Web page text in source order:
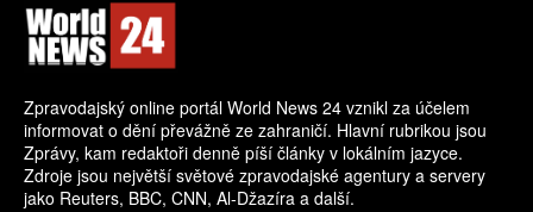
Zpravodajský online portál World News 24 vznikl za účelem
informovat o dění převážně ze zahraničí. Hlavní rubrikou jsou
Zprávy, kam redaktoři denně píší články v lokálním jazyce.
Zdroje jsou největší světové zpravodajské agentury a servery
jako Reuters, BBC, CNN, Al-Džazíra a další.